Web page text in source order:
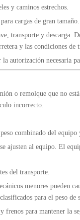
y caminos estrechos.
cargas de gran
transporte y descarga.
y las condiciones de
autorización necesaria
o remolque que no
incorrecto.
combinado del equipo
ajusten al equipo. El
del transporte.
menores pueden
para el peso de
frenos para mantener la